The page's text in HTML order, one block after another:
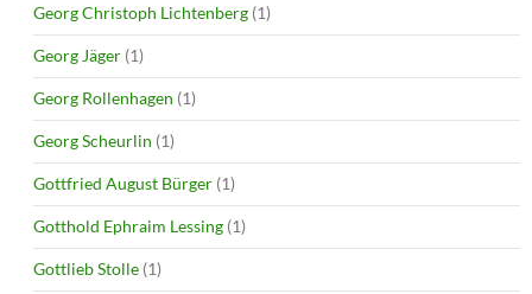
Georg Christoph Lichtenberg (1)
Georg Jäger (1)
Georg Rollenhagen (1)
Georg Scheurlin (1)
Gottfried August Bürger (1)
Gotthold Ephraim Lessing (1)
Gottlieb Stolle (1)